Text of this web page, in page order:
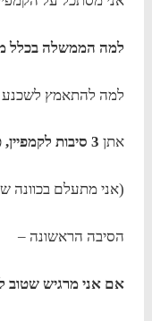
למה הממשלה בכלל
למה להתאמץ לשכנע
אתן 3 סיבות לקמפיין, כולן כלכליות – שיווקיות
(אני מתעלם בכוונה
הסיבה הראשונה –
אם אנימרגיש שטוב